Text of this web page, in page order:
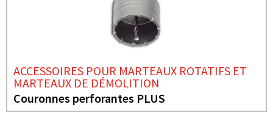
ACCESSOIRES POUR MARTEAUX ROTATIFS ET
MARTEAUX DE DÉMOLITION
Couronnes perforantes PLUS